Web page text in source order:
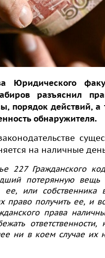
разъяснил
порядок действий, а
обнаружителя.
на наличные
227 Гражданского
потерянную вещь
или собственника
получить ее, и
права
ответственности,
ни в коем случае их